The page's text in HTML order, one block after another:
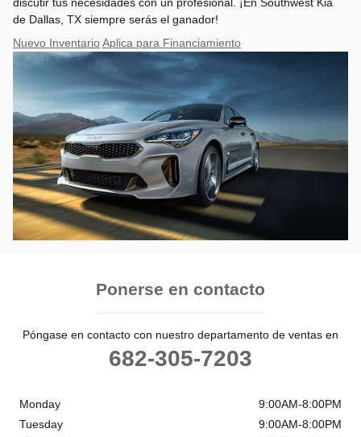
de Dallas, TX siempre serás el ganador!
Nuevo InventarioAplica para Financiamiento
Ponerse en contacto
Póngase en contacto con nuestro departamento de ventas en
682-305-7203
Monday
9:00AM-8:00PM
Tuesday
9:00AM-8:00PM